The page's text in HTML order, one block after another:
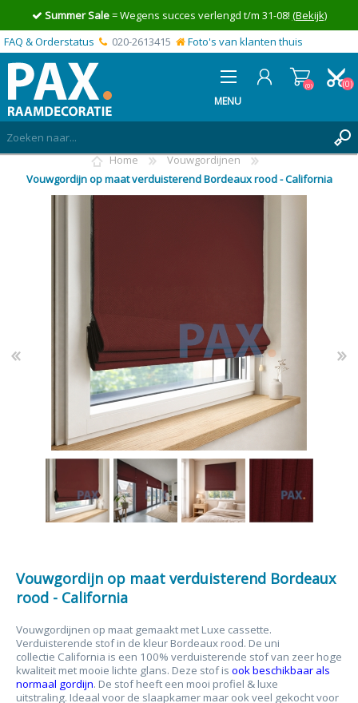
Summer Sale= Wegens succes verlengd t/m 31-08! (Bekijk)
FAQ & Orderstatus
020-2613415 Foto's van klanten thuis
MENU
INLOGGEN
MIJN OFFERTE
(0)
(0)
Home
Vouwgordijnen
Vouwgordijn op maat verduisterend Bordeaux rood - California
Vouwgordijn op maat verduisterend Bordeaux
rood - California
Vouwgordijnen op maat gemaakt met Luxe cassette.
Verduisterende stof in de kleur Bordeaux rood. De uni
collectie California is een 100% verduisterende stof van zeer hoge
kwaliteit met mooie lichte glans. Deze stof is ook beschikbaar als
normaal gordijn. De stof heeft een mooi profiel & luxe
uitstraling. Ideaal voor de slaapkamer maar ook veel gekocht voor